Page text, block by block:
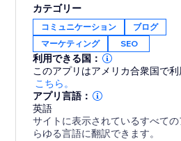
Ready to maximize traffic and
results? Start your SEO
for free.
カテゴリー
コミュニケーション
ブログ
マーケティング
SEO
利用できる国：
このアプリはアメリカ合衆国で
こちら。
アプリ言語：
英語
サイトに表示されているすべて
らゆる言語に翻訳できます。